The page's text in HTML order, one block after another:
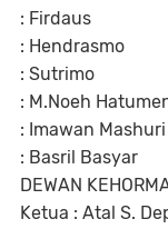
: Firdaus
: Hendrasmo
: Sutrimo
: M.Noeh
: Imawan Mashuri
: Basril Basyar
DEWAN
Ketua : Atal S.